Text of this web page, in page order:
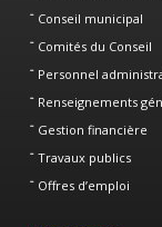
Conseil municipal
Comités du Conseil
Personnel
Renseignements
Gestion financière
Travaux publics
Offres d’emploi